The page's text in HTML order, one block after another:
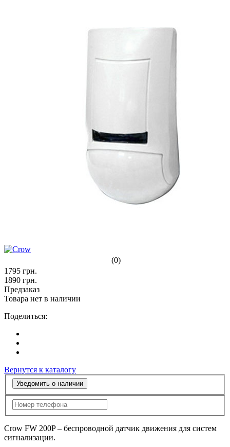
(0)
1795 грн.
1890 грн.
Предзаказ
Товара нет в наличии
Поделиться:
Вернутся к каталогу
Уведомить о наличии
Crow FW 200P – беспроводной датчик движения для систем
сигнализации.